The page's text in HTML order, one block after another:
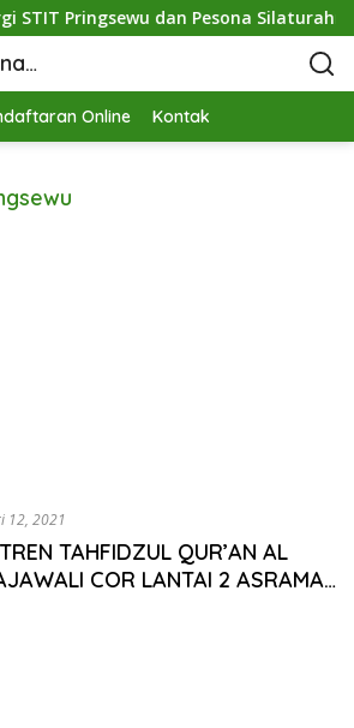
Pringsewu dan Pesona
Online Kontak
12, 2021
TAHFIDZUL QUR’AN AL
COR LANTAI 2 ASRAMA